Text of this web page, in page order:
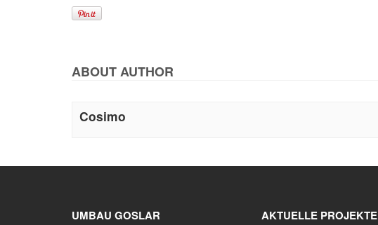
ABOUT AUTHOR
Cosimo
UMBAU GOSLAR AKTUELLE PROJEKTE